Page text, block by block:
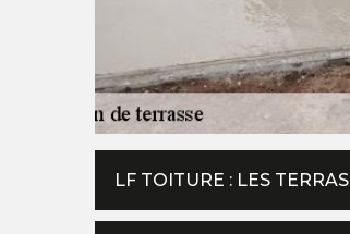
LF TOITURE : LES